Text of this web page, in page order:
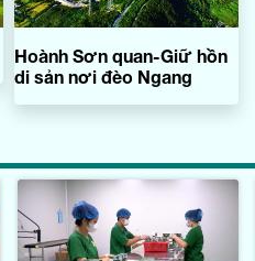
Hoành Sơn quan-Giữ hồn
di sản nơi đèo Ngang